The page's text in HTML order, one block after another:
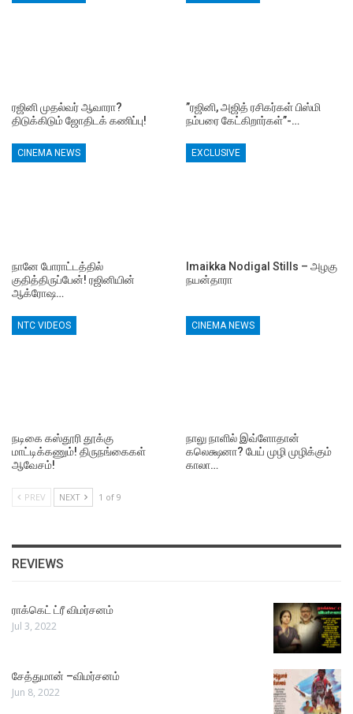
ரஜினி முதல்வர் ஆவாரா?
திடுக்கிடும் ஜோதிடக் கணிப்பு!
”ரஜினி, அஜித் ரசிகர்கள் பிஸ்மி
நம்பரை கேட்கிறார்கள்”-…
CINEMA NEWS
நானே போராட்டத்தில்
குதித்திருப்பேன்! ரஜினியின்
ஆக்ரோஷ…
EXCLUSIVE
Imaikka Nodigal Stills – அழகு
நயன்தாரா
NTC VIDEOS
நடிகை கஸ்தூரி தூக்கு
மாட்டிக்கணும்! திருநங்கைகள்
ஆவேசம்!
CINEMA NEWS
நாலு நாளில் இவ்ளோதான்
கலெக்ஷனா? பேய் முழி முழிக்கும்
காலா…
PREV NEXT 1 of 9
REVIEWS
ராக்கெட் ட்ரீ விமர்சனம்
Jul 3, 2022
சேத்துமான் –விமர்சனம்
Jun 8, 2022